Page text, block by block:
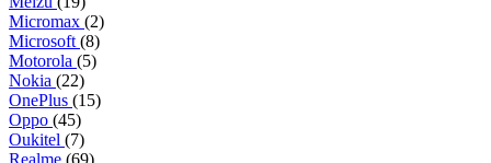
Micromax (2)
Microsoft (8)
Motorola (5)
Nokia (22)
OnePlus (15)
Oppo (45)
Oukitel (7)
Realme (69)